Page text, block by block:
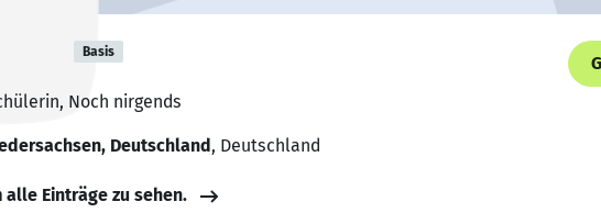
Basis
Noch nirgends
Deutschland, Deutschland
alle Einträge zu sehen.